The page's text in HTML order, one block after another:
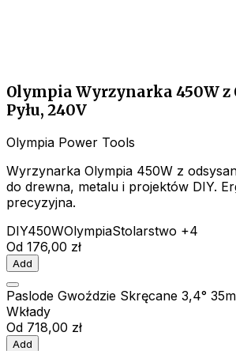
Olympia Wyrzynarka 450W z
Pyłu, 240V
Olympia Power Tools
Wyrzynarka Olympia 450W z
do drewna, metalu i projektów DIY.
precyzyjna.
DIY450WOlympiaStolarstwo +4
Od 176,00 zł
Add
Paslode Gwoździe Skręcane 3,4°
Wkłady
Od 718,00 zł
Add